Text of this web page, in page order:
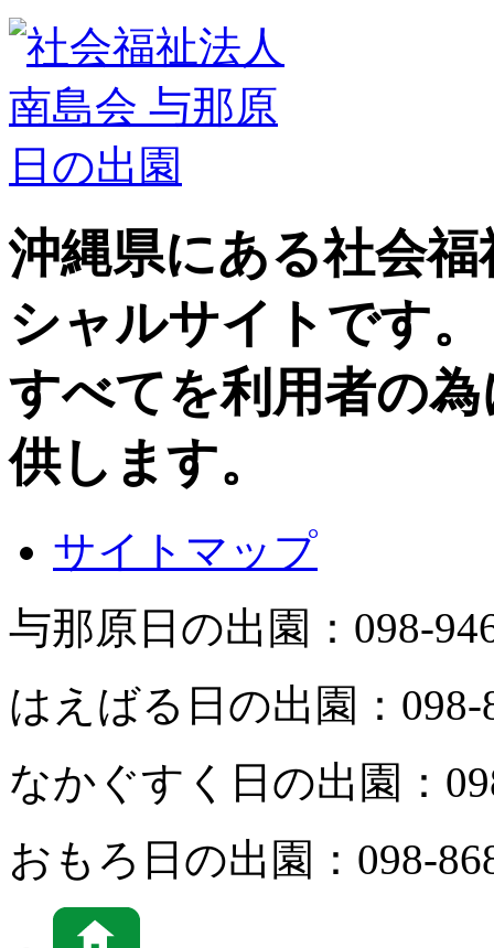
沖縄県にある社会
シャルサイトです。
すべてを利用者の
供します。
サイトマップ
与那原日の出園： 098-
はえばる日の出園： 098-
なかぐすく日の出園：
おもろ日の出園： 098-